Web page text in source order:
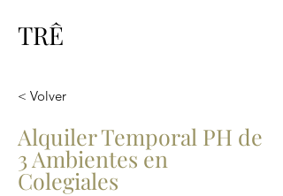
TRÊ
< Volver
Alquiler Temporal PH de
3 Ambientes en
Colegiales